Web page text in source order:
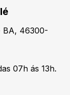
BA, 46300-
07h ás 13h.